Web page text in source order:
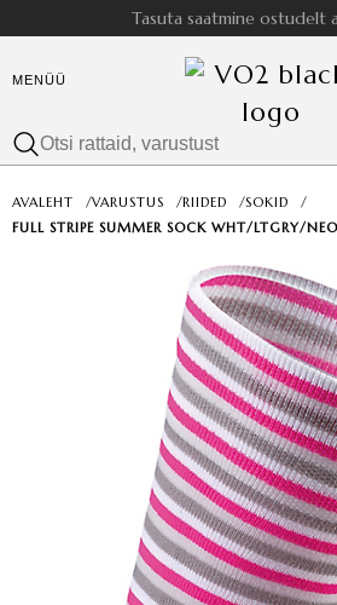
Tasuta saatmine ostudelt
MENÜÜ
AVALEHT /VARUSTUS /RIIDED /SOKID
/
FULL STRIPE SUMMER SOCK WHT/LTGRY/